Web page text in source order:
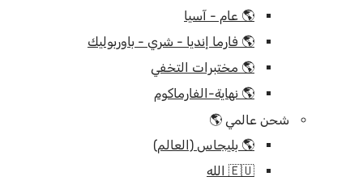
🌎 عام - آسيا
🌎 فارما إنديا - شري - باوربوليك
🌎 مختبرات التخفي
🌎 نهاية-الفارماكوم
شحن عالمي 🌎
🌎 بليجاس (العالم)
🇪🇺 الله